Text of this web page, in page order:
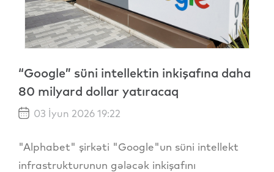
“Google” süni intellektin inkişafına daha
80 milyard dollar yatıracaq
03 İyun 2026 19:22
"Alphabet" şirkəti "Google"un süni intellekt
infrastrukturunun gələcək inkişafını